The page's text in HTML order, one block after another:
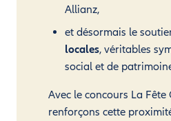
Allianz,
et désormais le
locales, véritables
social et de
Avec le concours La Fête
renforçons cette